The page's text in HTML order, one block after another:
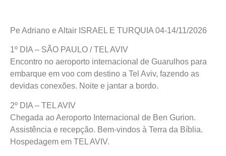
Pe Adriano e Altair ISRAEL E TURQUIA 04-14/11/2026
1º DIA – SÃO PAULO / TEL AVIV
Encontro no aeroporto internacional de Guarulhos para
embarque em voo com destino a Tel Aviv, fazendo as
devidas conexões. Noite e jantar a bordo.
2º DIA – TEL AVIV
Chegada ao Aeroporto Internacional de Ben Gurion.
Assistência e recepção. Bem-vindos à Terra da Bíblia.
Hospedagem em TEL AVIV.